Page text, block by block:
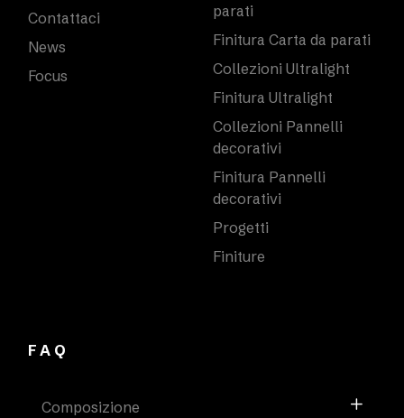
Contattaci
News
Focus
parati
Finitura Carta da parati
Collezioni Ultralight
Finitura Ultralight
Collezioni Pannelli
decorativi
Finitura Pannelli
decorativi
Progetti
Finiture
FAQ
Composizione